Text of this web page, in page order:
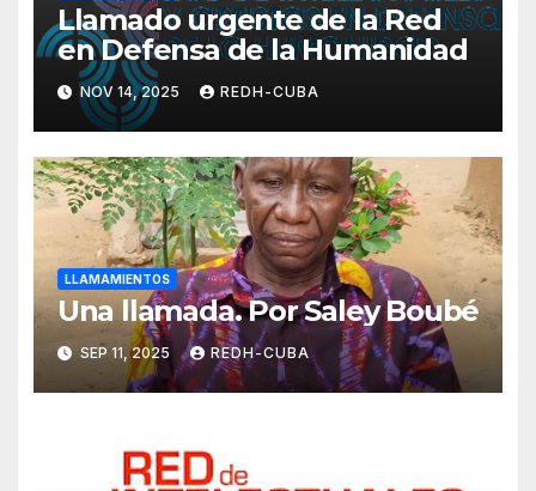
Llamado urgente de la Red
en Defensa de la Humanidad
NOV 14, 2025 REDH-CUBA
LLAMAMIENTOS
Una llamada. Por Saley Boubé
SEP 11, 2025 REDH-CUBA